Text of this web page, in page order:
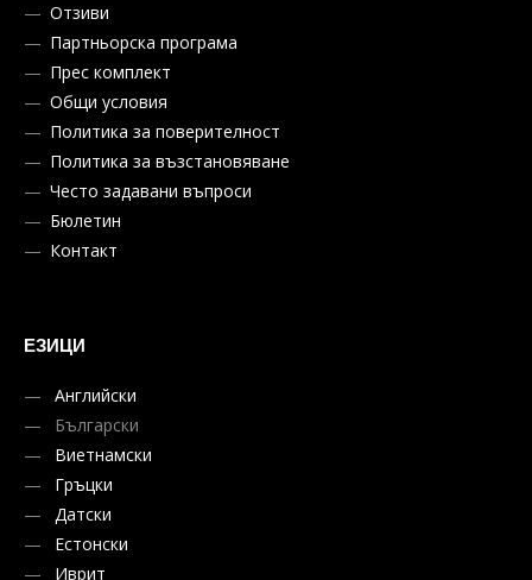
Отзиви
Партньорска програма
Прес комплект
Общи условия
Политика за поверителност
Политика за възстановяване
Често задавани въпроси
Бюлетин
Контакт
ЕЗИЦИ
Английски
Български
Виетнамски
Гръцки
Датски
Естонски
Иврит